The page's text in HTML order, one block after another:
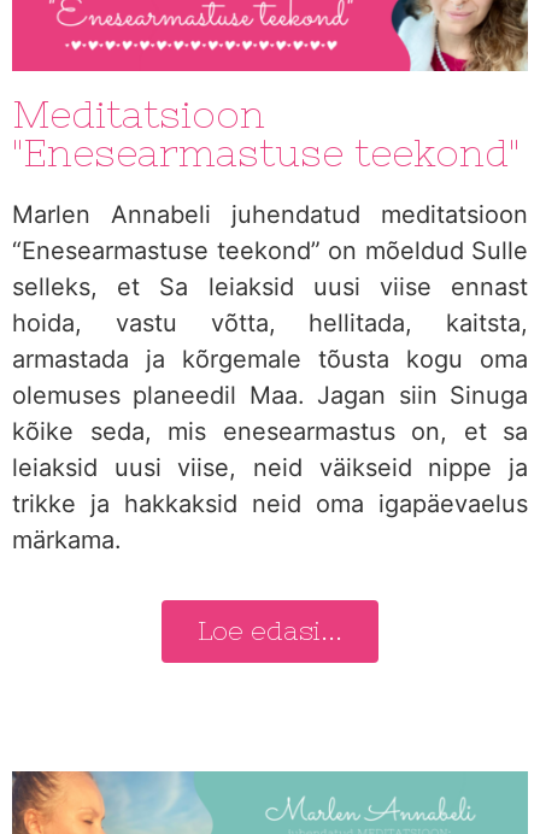
Meditatsioon
"Enesearmastuse teekond"
Marlen Annabeli juhendatud meditatsioon
“Enesearmastuse teekond” on mõeldud Sulle
selleks, et Sa leiaksid uusi viise ennast
hoida, vastu võtta, hellitada, kaitsta,
armastada ja kõrgemale tõusta kogu oma
olemuses planeedil Maa. Jagan siin Sinuga
kõike seda, mis enesearmastus on, et sa
leiaksid uusi viise, neid väikseid nippe ja
trikke ja hakkaksid neid oma igapäevaelus
märkama.
Loe edasi...